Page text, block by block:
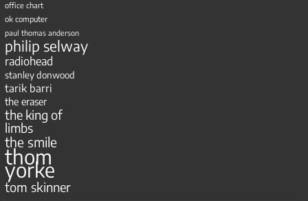
office chart
ok computer
paul thomas anderson
philip selway
radiohead
stanley donwood
tarik barri
the eraser
the king of
limbs
the smile
thom
yorke
tom skinner